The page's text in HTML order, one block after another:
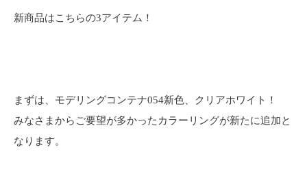
新商品はこちらの3アイテム！
まずは、モデリングコンテナ054新色、クリアホワイト！
みなさまからご要望が多かったカラーリングが新たに追加と
なります。